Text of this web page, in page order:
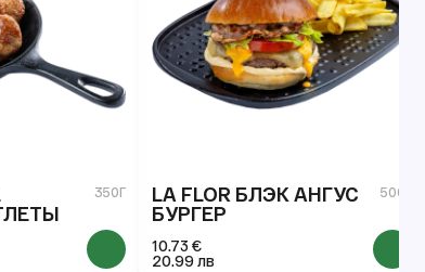
350Г
LA FLOR БЛЭК AНГУС
БУРГЕР
500Г
10.73 €
20.99 лв